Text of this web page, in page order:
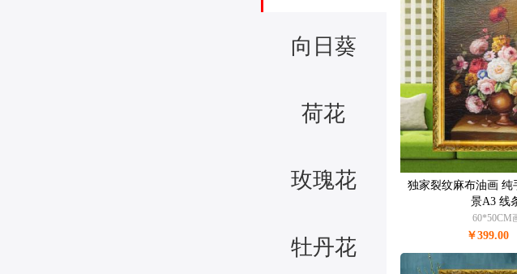
向日葵
荷花
玫瑰花
牡丹花
独家裂纹麻布油画 纯
景A3 线
60*50CM
￥399.00